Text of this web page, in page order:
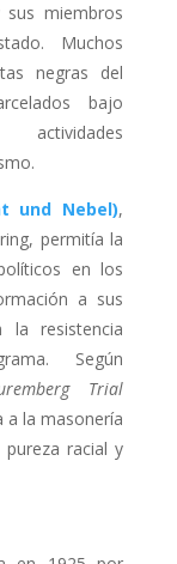
sus miembros
Muchos
negras del
bajo
und Nebel),
permitía la
en los
a sus
la resistencia
Según
Trial
a la masonería
racial y